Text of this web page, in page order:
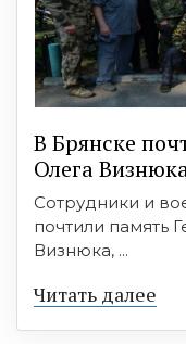
В Брянске
Олега
Сотрудники и
почтили память
Визнюка, ...
Читать далее